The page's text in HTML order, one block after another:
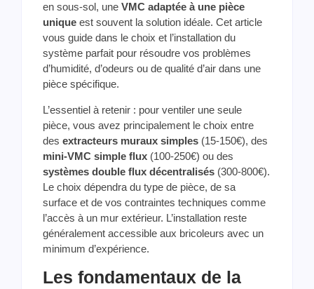
en sous-sol, une VMC adaptée à une pièce
unique est souvent la solution idéale. Cet article
vous guide dans le choix et l’installation du
système parfait pour résoudre vos problèmes
d’humidité, d’odeurs ou de qualité d’air dans une
pièce spécifique.
L’essentiel à retenir : pour ventiler une seule
pièce, vous avez principalement le choix entre
des extracteurs muraux simples (15-150€), des
mini-VMC simple flux (100-250€) ou des
systèmes double flux décentralisés (300-800€).
Le choix dépendra du type de pièce, de sa
surface et de vos contraintes techniques comme
l’accès à un mur extérieur. L’installation reste
généralement accessible aux bricoleurs avec un
minimum d’expérience.
Les fondamentaux de la